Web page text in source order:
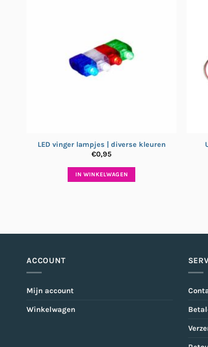
LED vinger lampjes | diverse kleuren
€0,95
IN WINKELWAGEN
ACCOUNT
Mijn account
Winkelwagen